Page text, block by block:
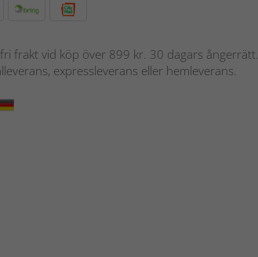
frakt vid köp över 899 kr. 30 dagars ångerrätt.
expressleverans eller hemleverans.